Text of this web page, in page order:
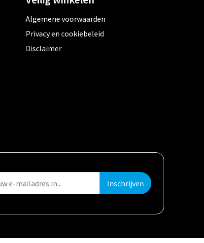
Algemene voorwaarden
Privacy en cookiebeleid
Disclaimer